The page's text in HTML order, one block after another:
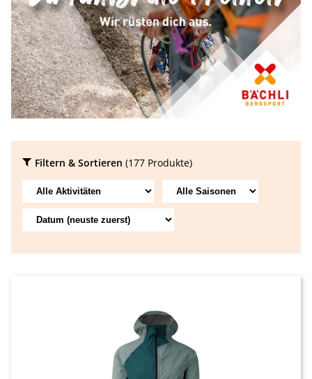
Filtern & Sortieren (177 Produkte)